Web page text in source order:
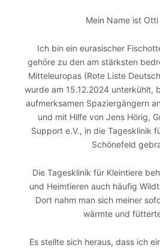
Mein Name ist Otti
Ich bin ein eurasischer
gehöre zu den am stärksten
Mitteleuropas (Rote Liste
wurde am 15.12.2024 unterkühlt,
aufmerksamen Spaziergängern
und mit Hilfe von Jens Hörig,
Support e.V., in die Tagesklinik
Schönefeld
Die Tagesklinik für Kleintiere
und Heimtieren auch häufig
Dort nahm man sich meiner
wärmte und
Es stellte sich heraus, dass ich